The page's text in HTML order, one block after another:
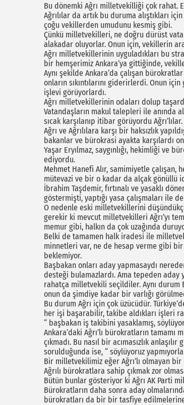
Bu dönemki Ağrı milletvekilliği çok rahat.
Ağrılılar da artık bu duruma alıştıkları
çoğu vekillerden umudunu kesmiş gibi.
Çünkü milletvekilleri, ne doğru dürüst
alakadar oluyorlar. Onun için, vekillerin
Ağrı milletvekillerinin uyguladıkları bu
bir hemşerimiz Ankara’ya gittiğinde,
Aynı şekilde Ankara’da çalışan
onların sıkıntılarını giderirlerdi. Onun
işlevi görüyorlardı.
Ağrı milletvekillerinin odaları dolup
Vatandaşların makul talepleri ile anında
sıcak karşılanıp itibar görüyordu Ağrı’lılar.
Ağrı ve Ağrılılara karşı bir haksızlık
bakanlar ve bürokrasi ayakta karşılardı
Yaşar Eryılmaz, saygınlığı, hekimliği ve
ediyordu.
Mehmet Hanefi Alır, samimiyetle çalışan,
mütevazi ve bir o kadar da alçak gönüllü
İbrahim Taşdemir, fırtınalı ve yasaklı
göstermişti, yaptığı yasa çalışmaları ile
O nedenle eski milletvekillerini
gerekir ki mevcut milletvekilleri Ağrı’yı
memur gibi, halkın da çok uzağında
Belki de tamamen halk iradesi ile
minnetleri var, ne de hesap verme gibi
beklemiyor.
Başbakan onları aday yapmasaydı
desteği bulamazlardı. Ama tepeden aday
rahatça milletvekili seçildiler. Aynı
onun da şimdiye kadar bir varlığı
Bu durum Ağrı için çok üzücüdür.
her işi başarabilir, takibe aldıkları işleri
“ başbakan iş takibini yasaklamış,
Ankara’daki Ağrı’lı bürokratların
çıkmadı. Bu nasıl bir acımasızlık
sorulduğunda ise, “ söylüyoruz
Bir milletvekilimiz eğer Ağrı’lı olmayan
Ağrılı bürokratlara sahip çıkmak zor
Bütün bunlar gösteriyor ki Ağrı AK Parti
Bürokratların daha sonra aday
bürokratları da bir bir tasfiye